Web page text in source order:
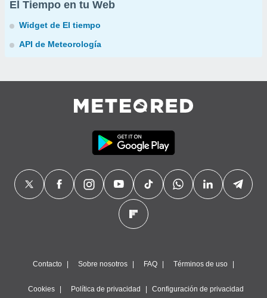
El Tiempo en tu Web
Widget de El tiempo
API de Meteorología
Contacto Sobre nosotros FAQ Términos de uso
Cookies Política de privacidad Configuración de privacidad